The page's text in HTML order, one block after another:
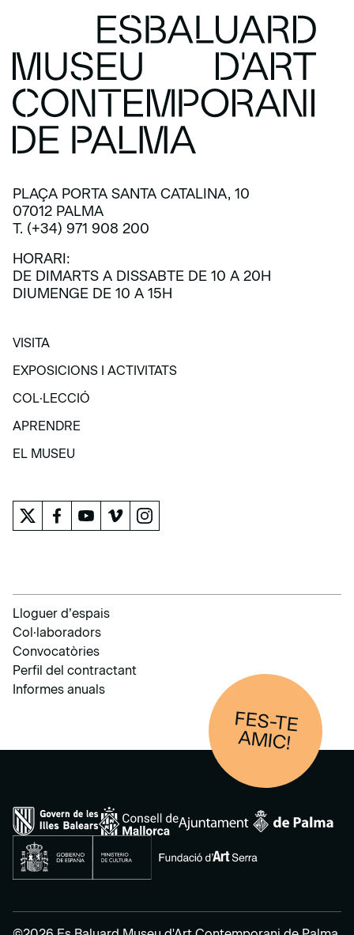
PLAÇA PORTA SANTA CATALINA, 10
07012 PALMA
T. (+34) 971 908 200
HORARI:
DE DIMARTS A DISSABTE DE 10 A 20H
DIUMENGE DE 10 A 15H
VISITA
VISITA
EXPOSICIONS I ACTIVITATS
EXPOSICIONS I ACTIVITATS
COL·LECCIÓ
COL·LECCIÓ
APRENDRE
APRENDRE
EL MUSEU
Lloguer d’espais
Col·laboradors
Convocatòries
Perfil del contractant
Informes anuals
FES-TE
AM
IC!